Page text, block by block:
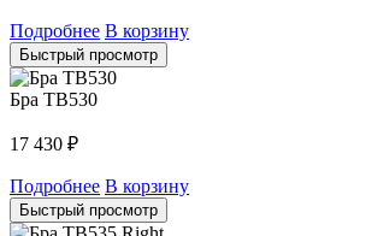
Подробнее В корзину
Быстрый просмотр
Бра TB530
17 430 ₽
Подробнее В корзину
Быстрый просмотр